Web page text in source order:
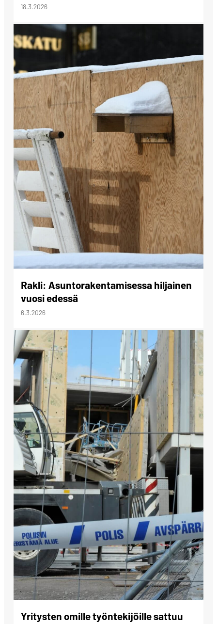
18.3.2026
Rakli: Asuntorakentamisessa hiljainen
vuosi edessä
6.3.2026
Yritysten omille työntekijöille sattuu